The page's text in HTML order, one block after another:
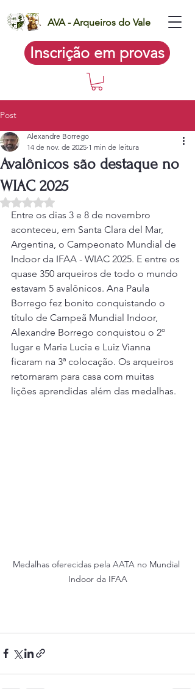
AVA - Arqueiros do Vale
Inscrição em provas
Post
Avalônicos são destaque no
WIAC 2025
Alexandre Borrego
14 de nov. de 2025 1 min de leitura
Avaliado com NaN de 5 estrelas.
Entre os dias 3 e 8 de novembro
aconteceu, em Santa Clara del Mar,
Argentina, o Campeonato Mundial de
Indoor da IFAA - WIAC 2025. E entre os
quase 350 arqueiros de todo o mundo
estavam 5 avalônicos. Ana Paula
Borrego fez bonito conquistando o
título de Campeã Mundial Indoor,
Alexandre Borrego conquistou o 2º
lugar e Maria Lucia e Luiz Vianna
ficaram na 3ª colocação. Os arqueiros
retornaram para casa com muitas
lições aprendidas além das medalhas.
Medalhas oferecidas pela AATA no Mundial
Indoor da IFAA